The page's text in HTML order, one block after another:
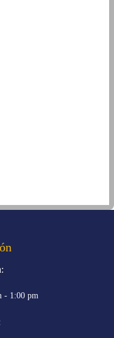
- 1:00 pm